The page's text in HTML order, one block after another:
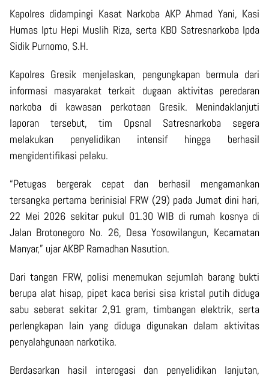
Kapolres didampingi Kasat Narkoba AKP Ahmad Yani, Kasi
Humas Iptu Hepi Muslih Riza, serta KBO Satresnarkoba Ipda
Sidik Purnomo, S.H.
Kapolres Gresik menjelaskan, pengungkapan bermula dari
informasi masyarakat terkait dugaan aktivitas peredaran
narkoba di kawasan perkotaan Gresik. Menindaklanjuti
laporan tersebut, tim Opsnal Satresnarkoba segera
melakukan penyelidikan intensif hingga berhasil
mengidentifikasi pelaku.
“Petugas bergerak cepat dan berhasil mengamankan
tersangka pertama berinisial FRW (29) pada Jumat dini hari,
22 Mei 2026 sekitar pukul 01.30 WIB di rumah kosnya di
Jalan Brotonegoro No. 26, Desa Yosowilangun, Kecamatan
Manyar,” ujar AKBP Ramadhan Nasution.
Dari tangan FRW, polisi menemukan sejumlah barang bukti
berupa alat hisap, pipet kaca berisi sisa kristal putih diduga
sabu seberat sekitar 2,91 gram, timbangan elektrik, serta
perlengkapan lain yang diduga digunakan dalam aktivitas
penyalahgunaan narkotika.
Berdasarkan hasil interogasi dan penyelidikan lanjutan,